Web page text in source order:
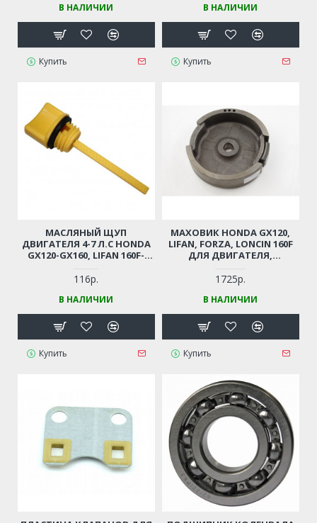
В НАЛИЧИИ
Купить
В НАЛИЧИИ
Купить
МАСЛЯНЫЙ ЩУП
ДВИГАТЕЛЯ 4-7 Л.С HONDA
GX120-GX160, LIFAN 160F-
ГЕНЕРАТОРА,
СНЕГОУБОРЩИКА,
ВИБРОПЛИТЫ,
МОТОПОМПЫ И ПР.
116р.
В НАЛИЧИИ
Купить
МАХОВИК HONDA GX120,
LIFAN, FORZA, LONCIN 160F
ДЛЯ ДВИГАТЕЛЯ,
МОТОКУЛЬТИВАТОРА И ПР.
1725р.
В НАЛИЧИИ
Купить